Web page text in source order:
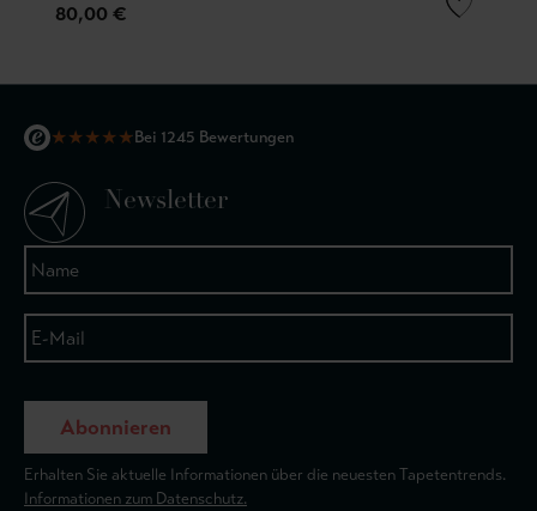
80,00 €
★★★★★Bei 1245 Bewertungen
Newsletter
Abonnieren
Erhalten Sie aktuelle Informationen über die neuesten Tapetentrends.
Informationen zum Datenschutz.